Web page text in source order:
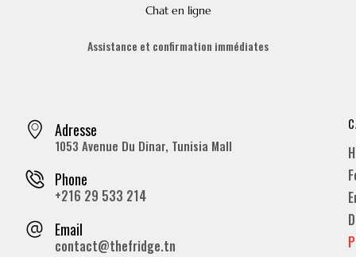
Chat en ligne
Assistance et confirmation immédiates
Adresse
1053 Avenue Du Dinar, Tunisia Mall
Phone
+216 29 533 214
Email
contact@thefridge.tn